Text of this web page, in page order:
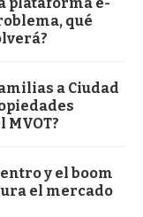
qué
a Ciudad
MVOT?
y el boom
el mercado